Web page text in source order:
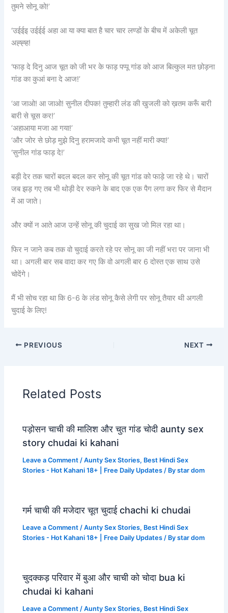
तुमने सोनू को!’
‘उईईइ उईईई अहा आ या क्या बात है चार चार लण्डों के बीच में अकेली चूत
अह्ह्ह!
‘फाड़ दे दिनु आज चूत को जी भर के फाड़ पप्पू गांड को आज बिल्कुल मत छोड़ना
गांड का कुआं बना दे आज!’
‘आ जाओ! आ जाओ! सुनील दीपक! तुम्हारी लंड की खुजली को ख़तम करूँ बारी
बारी से चूस कर!’
‘अहाआया मजा आ गया!’
‘और जोर से छोड़ मुझे दिनु हरामजादे कभी चूत नहीं मारी क्या!’
‘सुनील गांड फाड़ दे!’
बड़ी देर तक चारों बदल बदल कर सोनू की चूत गांड को फाड़े जा रहे थे। चारों
जब झड़ गए तब भी थोड़ी देर रुकने के बाद एक एक पैग लगा कर फिर से मैदान
में आ जाते।
और क्यों न आते आज उन्हें सोनू की चुदाई का सुख जो मिल रहा था।
फिर न जाने कब तक वो चुदाई करते रहे पर सोनू का जी नहीं भरा पर जाना भी
था। अगली बार सब वादा कर गए कि वो अगली बार 6 दोस्त एक साथ उसे
चोदेंगे।
मैं भी सोच रहा था कि 6-6 के लंड सोनू कैसे लेगी पर सोनू तैयार थी अगली
चुदाई के लिए!
PREVIOUS NEXT
Related Posts
पड़ोसन चाची की मालिश और चुत गांड चोदी aunty sex
story chudai ki kahani
Leave a Comment /Aunty Sex Stories, Best Hindi Sex
Stories - Hot Kahani 18+ | Free Daily Updates / Bystar dom
गर्म चाची की मजेदार चूत चुदाई chachi ki chudai
Leave a Comment /Aunty Sex Stories, Best Hindi Sex
Stories - Hot Kahani 18+ | Free Daily Updates / Bystar dom
चुदक्कड़ परिवार में बुआ और चाची को चोदा bua ki
chudai ki kahani
Leave a Comment /Aunty Sex Stories, Best Hindi Sex